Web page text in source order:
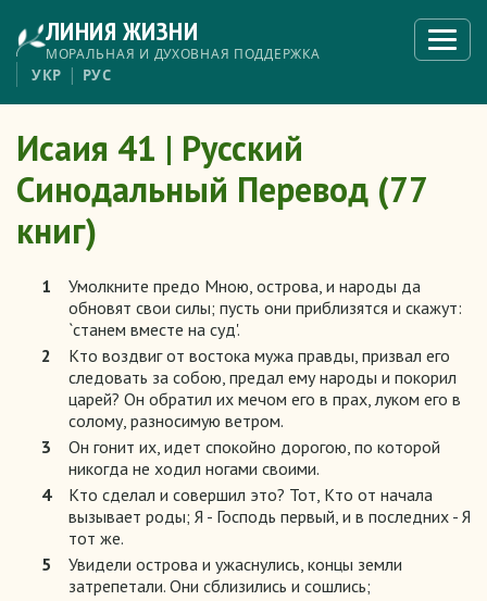
основному
содержанию
ЛИНИЯ ЖИЗНИ
МОРАЛЬНАЯ И ДУХОВНАЯ ПОДДЕРЖКА
меню
УКР РУС
Исаия 41 | Русский
Синодальный Перевод (77
книг)
1
Умолкните предо Мною, острова, и народы да
обновят свои силы; пусть они приблизятся и скажут:
`станем вместе на суд'.
2
Кто воздвиг от востока мужа правды, призвал его
следовать за собою, предал ему народы и покорил
царей? Он обратил их мечом его в прах, луком его в
солому, разносимую ветром.
3
Он гонит их, идет спокойно дорогою, по которой
никогда не ходил ногами своими.
4
Кто сделал и совершил это? Тот, Кто от начала
вызывает роды; Я - Господь первый, и в последних - Я
тот же.
5
Увидели острова и ужаснулись, концы земли
затрепетали. Они сблизились и сошлись;